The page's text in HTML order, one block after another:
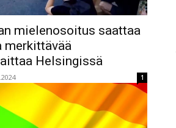
mielenosoitus saattaa
merkittävää
Helsingissä
1